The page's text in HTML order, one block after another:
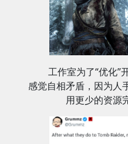
工作室为了“优化”
感觉自相矛盾，因为人
用更少的资源